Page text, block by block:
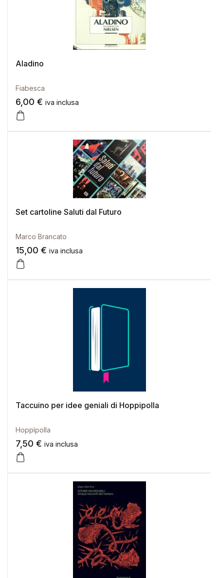
Aladino
Fiabesca
6,00 € iva inclusa
Set cartoline Saluti dal Futuro
Marco Brancato
15,00 € iva inclusa
Taccuino per idee geniali di Hoppipolla
Hoppìpolla
7,50 € iva inclusa